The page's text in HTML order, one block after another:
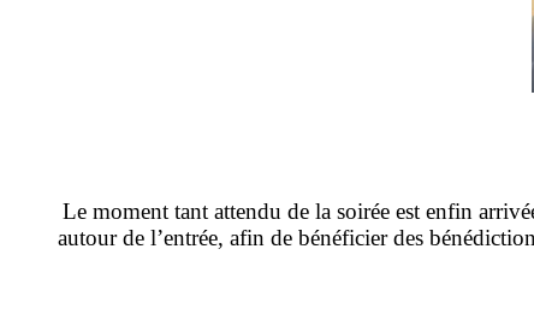
Le moment tant attendu de la soirée est enfin
autour de l’entrée, afin de bénéficier des